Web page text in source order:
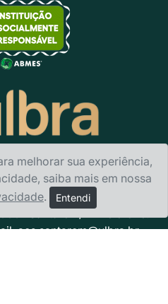
Henn, 1.787 Bairro Nova
· Santarém/PA Telefone:
acs.santarem@ulbra.br
melhorar sua experiência,
saiba mais em nossa
. Entendi